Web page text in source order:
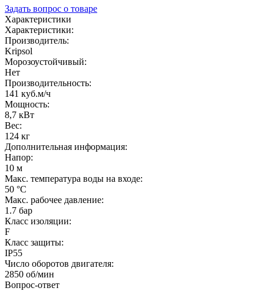
Задать вопрос о товаре
Характеристики
Характеристики:
Производитель:
Kripsol
Морозоустойчивый:
Нет
Производительность:
141 куб.м/ч
Мощность:
8,7 кВт
Вес:
124 кг
Дополнительная информация:
Напор:
10 м
Макс. температура воды на входе:
50 °C
Макс. рабочее давление:
1.7 бар
Класс изоляции:
F
Класс защиты:
IP55
Число оборотов двигателя:
2850 об/мин
Вопрос-ответ